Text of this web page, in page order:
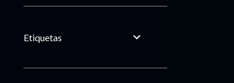
Etiquetas